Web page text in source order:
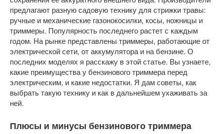
предлагают разную садовую технику для стрижки травы:
ручные и механические газонокосилки, косы, ножницы и
триммеры. Популярность последнего растет с каждым
годом. На рынке представлены триммеры, работающие от
электрической сети, от аккумулятора и на бензине. О
последних моделях я расскажу в этой статье. Вы узнаете,
какие преимущества у бензинового триммера перед
электрическим, и какие недостатки. Я дам советы, как
выбрать такую технику и как в дальнейшем ухаживать за
ней.
Плюсы и минусы бензинового триммера